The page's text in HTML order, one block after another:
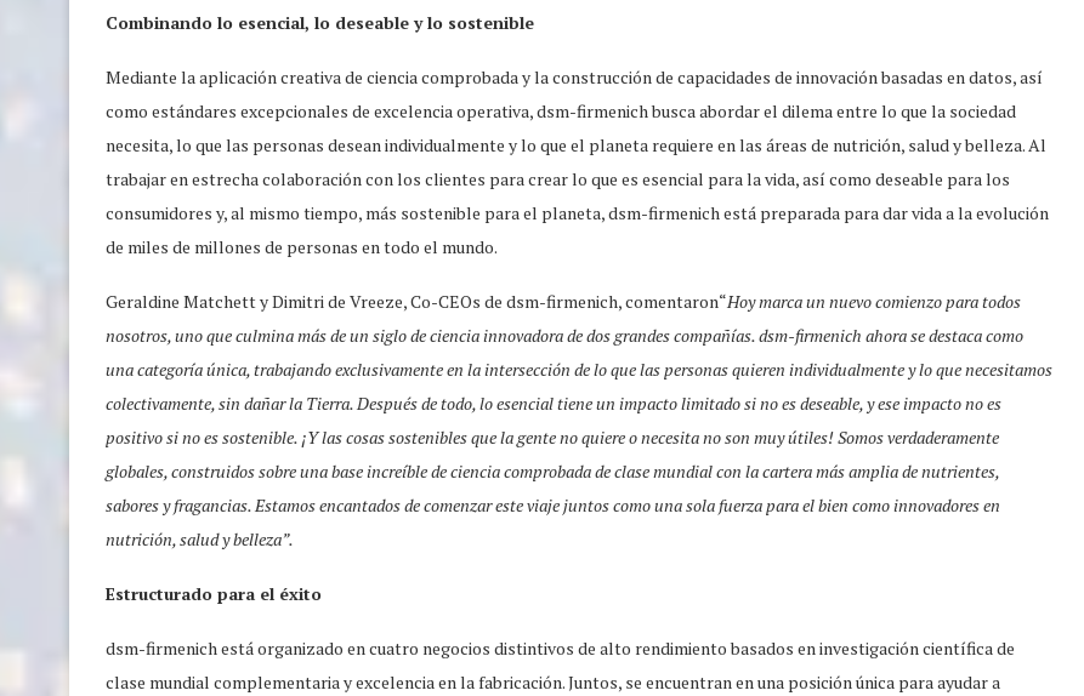
Combinando lo esencial, lo deseable y lo sostenible
Mediante la aplicación creativa de ciencia comprobada y la construcción de capacidades de innovación basadas en datos, así
como estándares excepcionales de excelencia operativa, dsm-firmenich busca abordar el dilema entre lo que la sociedad
necesita, lo que las personas desean individualmente y lo que el planeta requiere en las áreas de nutrición, salud y belleza. Al
trabajar en estrecha colaboración con los clientes para crear lo que es esencial para la vida, así como deseable para los
consumidores y, al mismo tiempo, más sostenible para el planeta, dsm-firmenich está preparada para dar vida a la evolución
de miles de millones de personas en todo el mundo.
Geraldine Matchett y Dimitri de Vreeze, Co-CEOs de dsm-firmenich, comentaron“Hoy marca un nuevo comienzo para todos
nosotros, uno que culmina más de un siglo de ciencia innovadora de dos grandes compañías. dsm-firmenich ahora se destaca como
una categoría única, trabajando exclusivamente en la intersección de lo que las personas quieren individualmente y lo que necesitamos
colectivamente, sin dañar la Tierra. Después de todo, lo esencial tiene un impacto limitado si no es deseable, y ese impacto no es
positivo si no es sostenible. ¡Y las cosas sostenibles que la gente no quiere o necesita no son muy útiles! Somos verdaderamente
globales, construidos sobre una base increíble de ciencia comprobada de clase mundial con la cartera más amplia de nutrientes,
sabores y fragancias. Estamos encantados de comenzar este viaje juntos como una sola fuerza para el bien como innovadores en
nutrición, salud y belleza”.
Estructurado para el éxito
dsm-firmenich está organizado en cuatro negocios distintivos de alto rendimiento basados en investigación científica de
clase mundial complementaria y excelencia en la fabricación. Juntos, se encuentran en una posición única para ayudar a